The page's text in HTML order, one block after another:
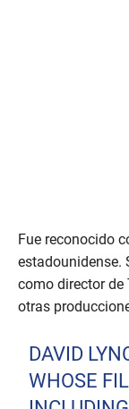
Fue reconocido
estadounidense.
como director de
otras
DAVID
WHOSE